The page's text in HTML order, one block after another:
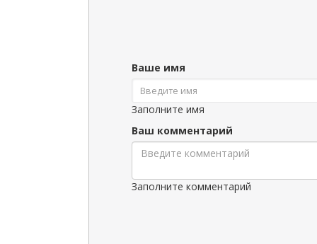
Ваше имя
Заполните имя
Ваш комментарий
Заполните комментарий